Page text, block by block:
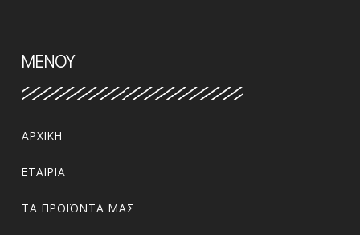
ΜΕΝΟΥ
ΑΡΧΙΚΉ
ΕΤΑΙΡΊΑ
ΤΑ ΠΡΟΪΌΝΤΑ ΜΑΣ